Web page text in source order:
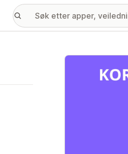
Galleri med